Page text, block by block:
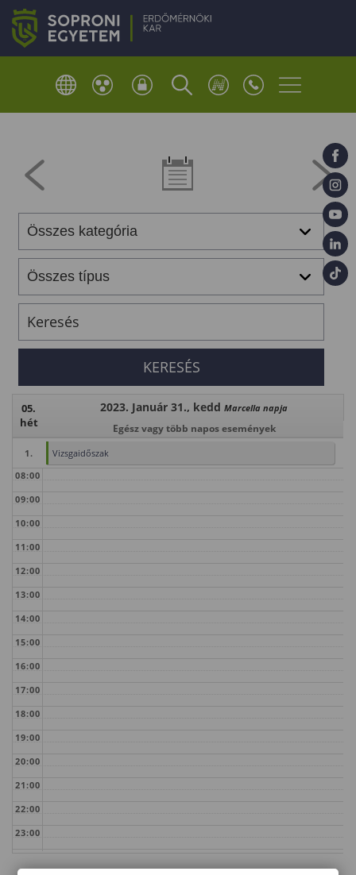
05.
hét
2023. Január 31., kedd Marcella napja
Egész vagy több napos események
1.
Vizsgaidőszak
08:00
09:00
10:00
11:00
12:00
13:00
14:00
15:00
16:00
17:00
18:00
19:00
20:00
21:00
22:00
23:00